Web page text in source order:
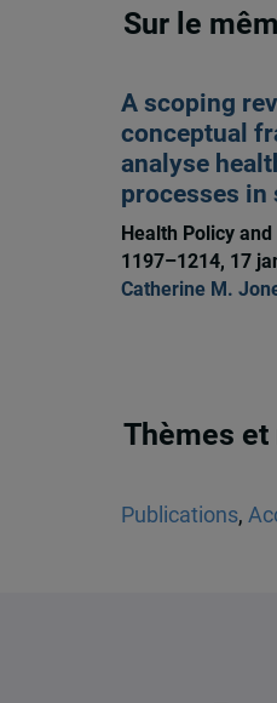
Sur le
A scoping
conceptual
analyse
processes in
Health Policy
1197–1214, 17
Catherine M.
Thèmes
Publications,